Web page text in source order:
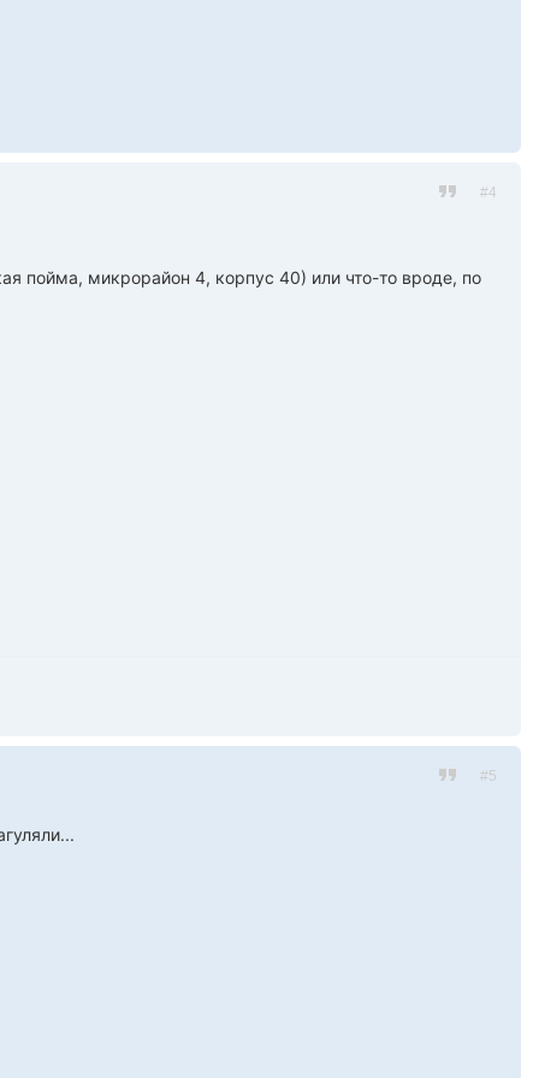
#4
пойма, микрорайон 4, корпус 40) или что-то вроде, по
#5